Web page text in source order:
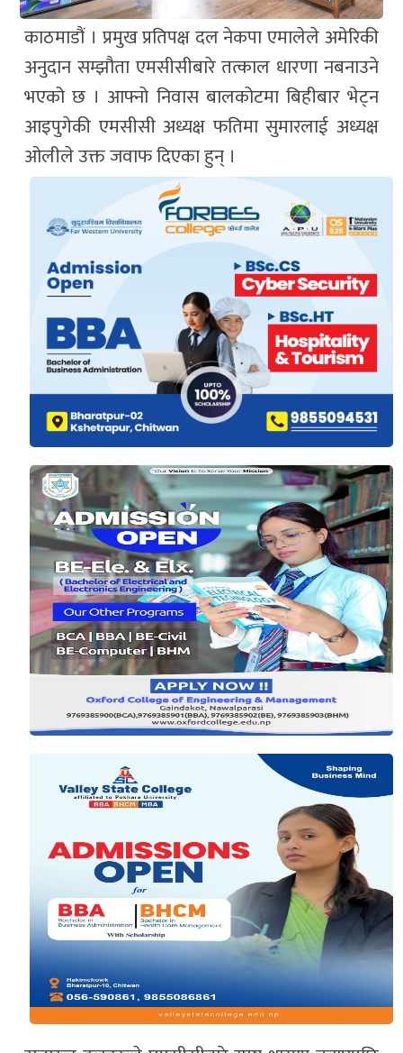
काठमाडौं । प्रमुख प्रतिपक्ष दल नेकपा एमालेले अमेरिकी
अनुदान सम्झौता एमसीसीबारे तत्काल धारणा नबनाउने
भएको छ । आफ्नो निवास बालकोटमा बिहीबार भेट्न
आइपुगेकी एमसीसी अध्यक्ष फतिमा सुमारलाई अध्यक्ष
ओलीले उक्त जवाफ दिएका हुन् ।